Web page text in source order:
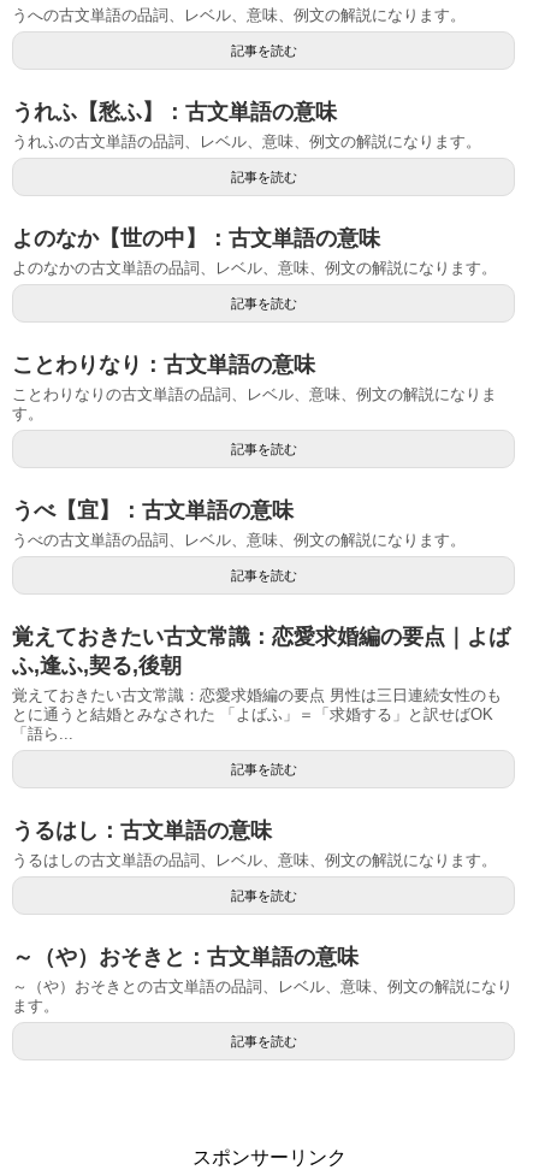
うへの古文単語の品詞、レベル、意味、例文の解説になります。
記事を読む
うれふ【愁ふ】：古文単語の意味
うれふの古文単語の品詞、レベル、意味、例文の解説になります。
記事を読む
よのなか【世の中】：古文単語の意味
よのなかの古文単語の品詞、レベル、意味、例文の解説になります。
記事を読む
ことわりなり：古文単語の意味
ことわりなりの古文単語の品詞、レベル、意味、例文の解説になりま
す。
記事を読む
うべ【宜】：古文単語の意味
うべの古文単語の品詞、レベル、意味、例文の解説になります。
記事を読む
覚えておきたい古文常識：恋愛求婚編の要点｜よば
ふ,逢ふ,契る,後朝
覚えておきたい古文常識：恋愛求婚編の要点 男性は三日連続女性のも
とに通うと結婚とみなされた 「よばふ」＝「求婚する」と訳せばOK
「語ら...
記事を読む
うるはし：古文単語の意味
うるはしの古文単語の品詞、レベル、意味、例文の解説になります。
記事を読む
～（や）おそきと：古文単語の意味
～（や）おそきとの古文単語の品詞、レベル、意味、例文の解説になり
ます。
記事を読む
スポンサーリンク